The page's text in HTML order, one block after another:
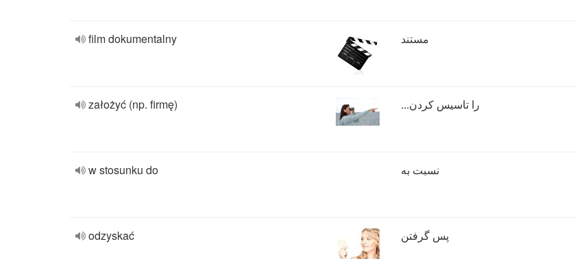
film dokumentalny مستند
założyć (np. firmę) ...را تاسیس کردن
w stosunku do نسبت به
odzyskać پس گرفتن